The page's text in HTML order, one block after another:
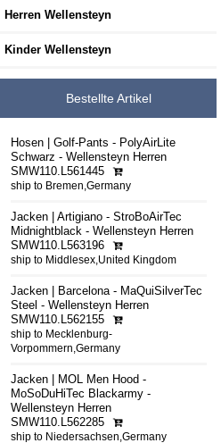
Herren Wellensteyn
Kinder Wellensteyn
Bestellte Artikel
Hosen | Golf-Pants - PolyAirLite
Schwarz - Wellensteyn Herren
SMW110.L561445
ship to Bremen,Germany
Jacken | Artigiano - StroBoAirTec
Midnightblack - Wellensteyn Herren
SMW110.L563196
ship to Middlesex,United Kingdom
Jacken | Barcelona - MaQuiSilverTec
Steel - Wellensteyn Herren
SMW110.L562155
ship to Mecklenburg-
Vorpommern,Germany
Jacken | MOL Men Hood -
MoSoDuHiTec Blackarmy -
Wellensteyn Herren
SMW110.L562285
ship to Niedersachsen,Germany